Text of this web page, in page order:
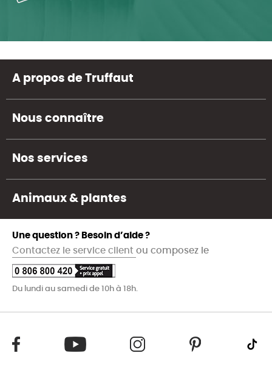
A propos de Truffaut
Nous connaître
Nos services
Animaux & plantes
Une question ? Besoin d’aide ?
Contactez le service client ou composez le
Du lundi au samedi de 10h à 18h.